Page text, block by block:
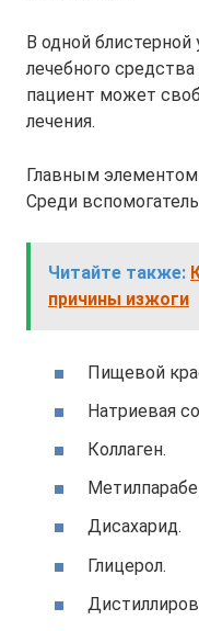
В одной
лечебного
пациент может
лечения.
Главным элементом
Среди
Читайте также:
причины изжоги
Пищевой
Натриевая
Коллаген.
Дисахарид.
Глицерол.